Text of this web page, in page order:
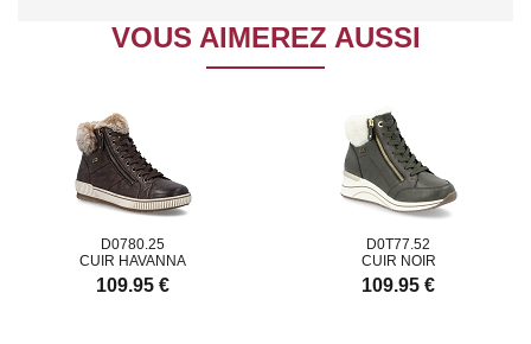
VOUS AIMEREZ AUSSI
D0780.25
CUIR HAVANNA
109.95 €
D0T77.52
CUIR NOIR
109.95 €